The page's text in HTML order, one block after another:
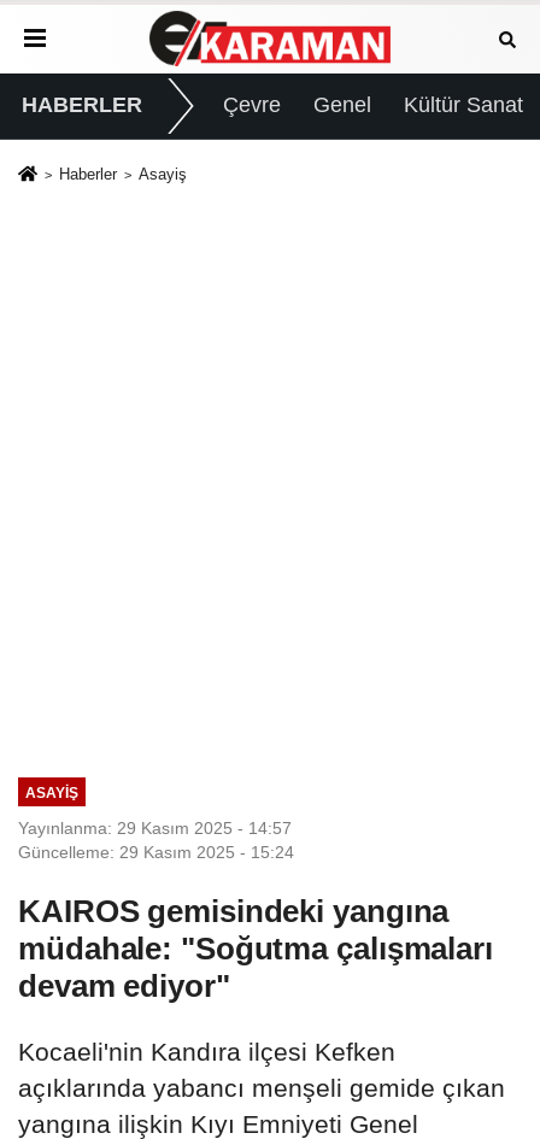
HABERLER Çevre Genel Kültür Sanat
Haberler Asayiş
ASAYIŞ
Yayınlanma: 29 Kasım 2025 - 14:57
Güncelleme: 29 Kasım 2025 - 15:24
KAIROS gemisindeki yangına
müdahale: "Soğutma çalışmaları
devam ediyor"
Kocaeli'nin Kandıra ilçesi Kefken
açıklarında yabancı menşeli gemide çıkan
yangına ilişkin Kıyı Emniyeti Genel